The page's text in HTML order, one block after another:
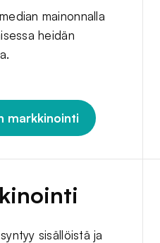
mainonnalla
heidän
markkinointi
sisällöistä ja